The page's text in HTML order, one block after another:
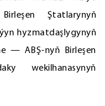
Ştatlarynyň
hyzmatdaşlygynyň
— ABŞ-nyň Birleşen
wekilhanasynyň